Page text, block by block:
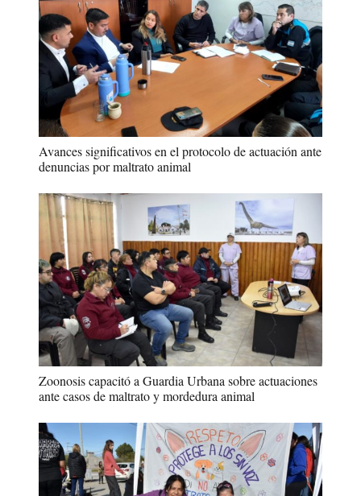
Avances significativos en el protocolo de actuación ante
denuncias por maltrato animal
Zoonosis capacitó a Guardia Urbana sobre actuaciones
ante casos de maltrato y mordedura animal